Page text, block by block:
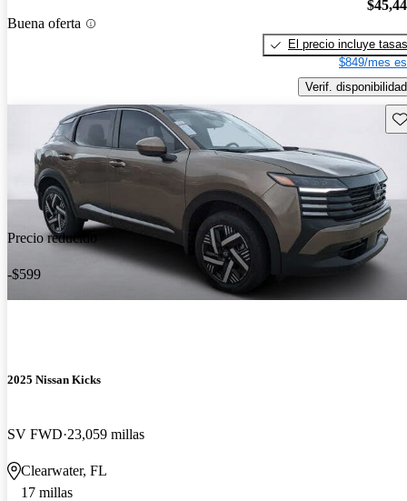
Buena oferta
El precio incluye tasas
$849/mes
Verif. disponibilidad
Precio reducido
-$599
2025 Nissan Kicks
SV FWD 23,059 millas
Clearwater, FL
17 millas